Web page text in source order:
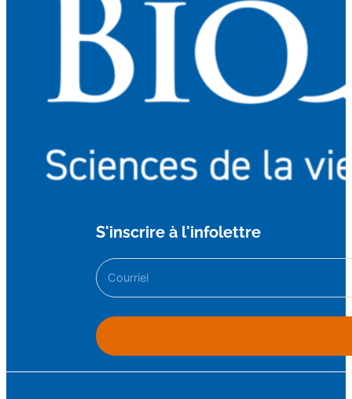
S'inscrire à l'infolettre